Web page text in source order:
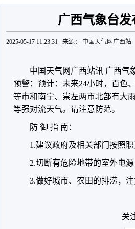
广西气象台
2025-05-17 11:23:31 来源： 中国天气网广西站
中国天气网广西站讯 广西气
预警：预计：未来24小时，百色
等市和南宁、崇左两市北部有大
等强对流天气。请注意防范。
防 御 指 南：
1.建议政府及相关部门按照
2.切断有危险地带的室外电源
3.做好城市、农田的排涝，
关